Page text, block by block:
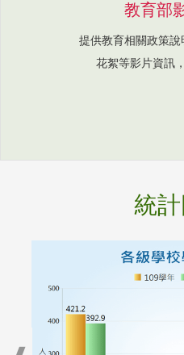
教育部
提供教育相關政策
花絮等影片資訊
統